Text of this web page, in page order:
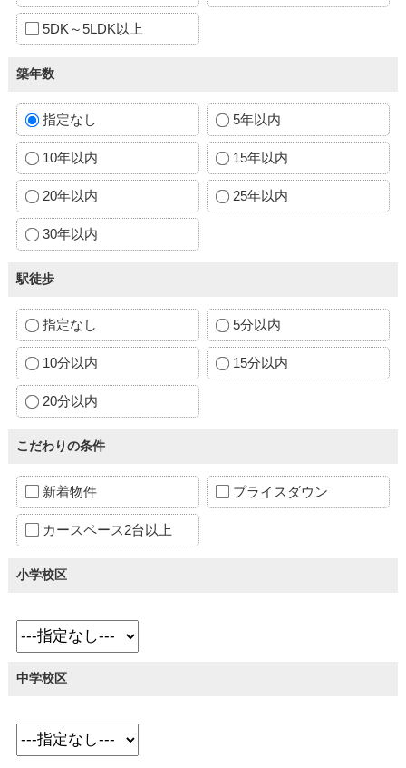
5DK～5LDK以上
築年数
指定なし 5年以内
10年以内 15年以内
20年以内 25年以内
30年以内
駅徒歩
指定なし 5分以内
10分以内 15分以内
20分以内
こだわりの条件
新着物件 プライスダウン
カースペース2台以上
小学校区
中学校区